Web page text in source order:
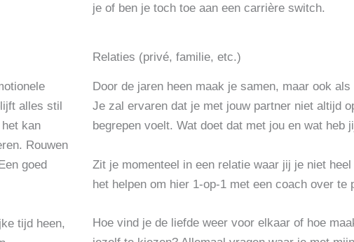
je of ben je toch toe aan een carrière switch.
alles stil
kan
Rouwen
goed
tijd heen,
Relaties (privé, familie, etc.)
Door de jaren heen maak je samen, maar ook
Je zal ervaren dat je met jouw partner niet altijd
begrepen voelt. Wat doet dat met jou en wat heb
Zit je momenteel in een relatie waar jij je niet
het helpen om hier 1-op-1 met een coach over te
Hoe vind je de liefde weer voor elkaar of hoe